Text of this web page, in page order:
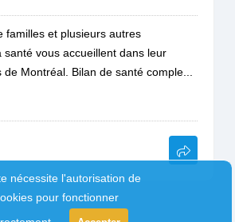
familles et plusieurs autres
santé vous accueillent dans leur
Montréal. Bilan de santé comple...
nécessite l'autorisation de
pour fonctionner